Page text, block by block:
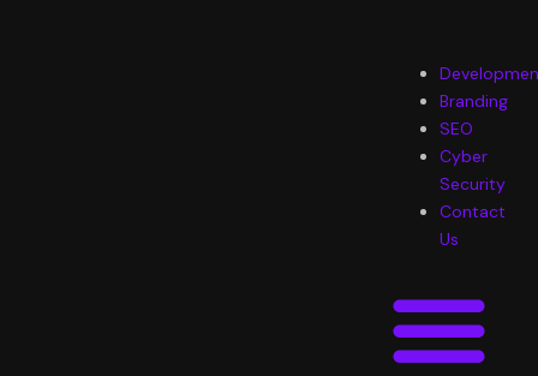
Branding
SEO
Cyber
Security
Contact
Us
Menu